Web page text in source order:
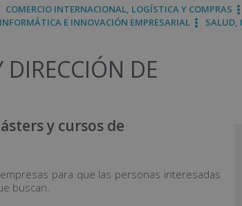
COMERCIO INTERNACIONAL, LOGÍSTICA Y COMPRAS
INFORMÁTICA E INNOVACIÓN EMPRESARIAL SALUD,
DE
y cursos de
para que las personas interesadas
buscan.